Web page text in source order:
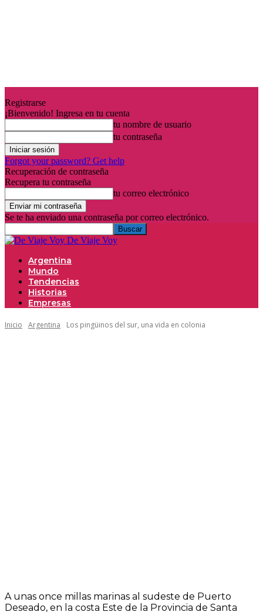
Registrarse
¡Bienvenido! Ingresa en tu cuenta
tu nombre de usuario
tu contraseña
Forgot your password? Get help
Recuperación de contraseña
Recupera tu contraseña
tu correo electrónico
Se te ha enviado una contraseña por correo electrónico.
De Viaje Voy
Argentina
Mundo
Tendencias
Historias
Empresas
Inicio Argentina Los pingüinos del sur, una vida en colonia
A unas once millas marinas al sudeste de Puerto
Deseado, en la costa Este de la Provincia de Santa